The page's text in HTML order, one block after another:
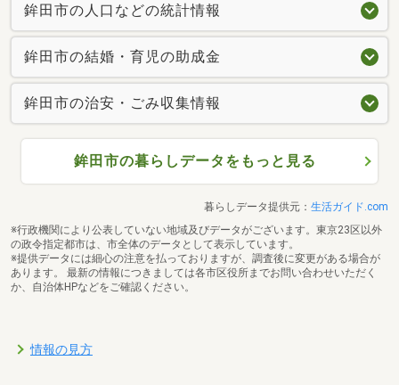
鉾田市の人口などの統計情報
鉾田市の結婚・育児の助成金
鉾田市の治安・ごみ収集情報
鉾田市の暮らしデータをもっと見る
暮らしデータ提供元： 生活ガイド.com
※行政機関により公表していない地域及びデータがございます。東京23区以外
の政令指定都市は、市全体のデータとして表示しています。
※提供データには細心の注意を払っておりますが、調査後に変更がある場合が
あります。 最新の情報につきましては各市区役所までお問い合わせいただく
か、自治体HPなどをご確認ください。
情報の見方